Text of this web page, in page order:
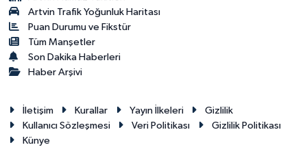
Artvin Trafik Yoğunluk Haritası
Puan Durumu ve Fikstür
Tüm Manşetler
Son Dakika Haberleri
Haber Arşivi
İletişim Kurallar Yayın İlkeleri
Gizlilik
Kullanıcı Sözleşmesi
Veri Politikası
Gizlilik Politikası
Künye